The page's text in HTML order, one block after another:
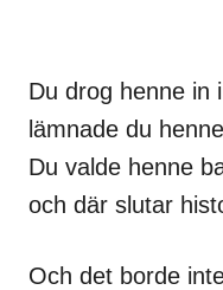
Du drog henne in
lämnade du
Du valde henne
och där slutar
Och det borde